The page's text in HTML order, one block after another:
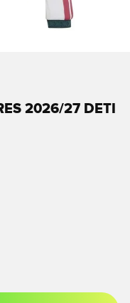
2026/27 DETI